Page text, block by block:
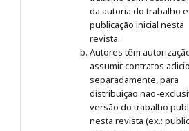
da autoria do trabalho e
publicação inicial nesta
revista.
Autores têm
assumir contratos
separadamente, para
distribuição não-
versão do trabalho
nesta revista (ex.: